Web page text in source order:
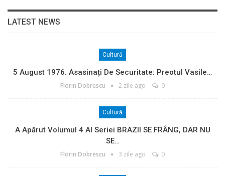
LATEST NEWS
Cultură
5 August 1976. Asasinați De Securitate: Preotul Vasile…
Florin Dobrescu 2 zile ago 0
Cultură
A Apărut Volumul 4 Al Seriei BRAZII SE FRÂNG, DAR NU
SE…
Florin Dobrescu 3 zile ago 0